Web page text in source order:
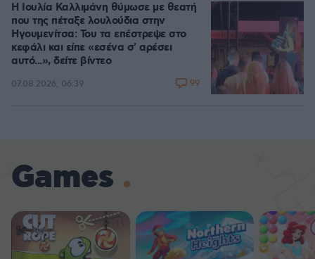
Η Ιουλία Καλλιμάνη θύμωσε με θεατή
που της πέταξε λουλούδια στην
Ηγουμενίτσα: Του τα επέστρεψε στο
κεφάλι και είπε «εσένα σ' αρέσει
αυτό...», δείτε βίντεο
07.08.2026, 06:39 99
Games